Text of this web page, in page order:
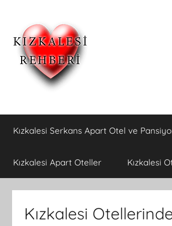
Kızkalesi
Otelleri
ve
Kızkalesi
Ucuz
Pansiyon,Otel
Kızkalesi Serkans Apart Otel ve
Kızkalesi Apart Oteller Kızkalesi
Kızkalesi